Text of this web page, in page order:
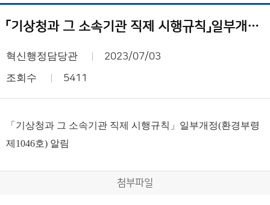
「기상청과 그 소속기관 직제 시행규칙」일부개정(환경부령제1046호) 알림
혁신행정담당관 2023/07/03
조회수 5411
「기상청과 그 소속기관 직제 시행규칙」일부개정(환경부령
제1046호) 알림
첨부파일